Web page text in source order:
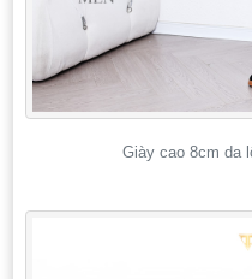
Giày cao 8cm da